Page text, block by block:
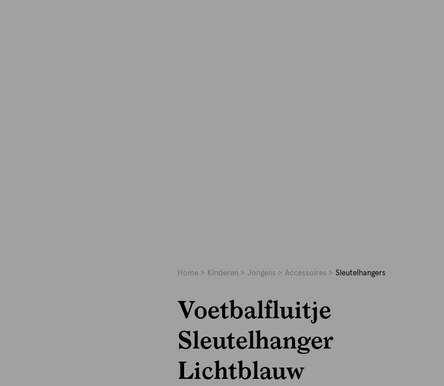
Home Kinderen Jongens Accessoires Sleutelhangers
Voetbalfluitje
Sleutelhanger
Lichtblauw